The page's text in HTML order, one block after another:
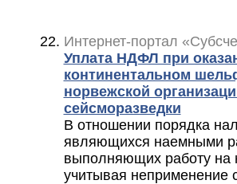
Интернет-портал
Уплата НДФЛ при
континентальном
норвежской
сейсморазведки
В отношении порядка
являющихся наемными
выполняющих работу на
учитывая неприменение